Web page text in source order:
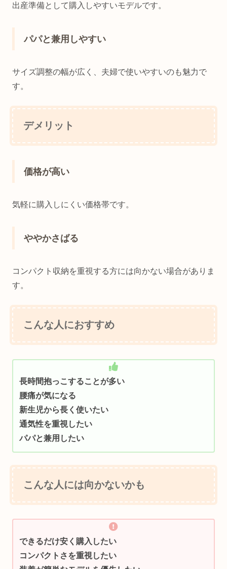
出産準備として購入しやすいモデルです。
パパと兼用しやすい
サイズ調整の幅が広く、夫婦で使いやすいのも魅力で
す。
デメリット
価格が高い
気軽に購入しにくい価格帯です。
ややかさばる
コンパクト収納を重視する方には向かない場合がありま
す。
こんな人におすすめ
長時間抱っこすることが多い
腰痛が気になる
新生児から長く使いたい
通気性を重視したい
パパと兼用したい
こんな人には向かないかも
できるだけ安く購入したい
コンパクトさを重視したい